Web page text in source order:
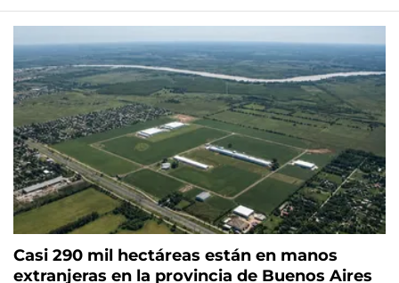
Casi 290 mil hectáreas están en manos
extranjeras en la provincia de Buenos Aires